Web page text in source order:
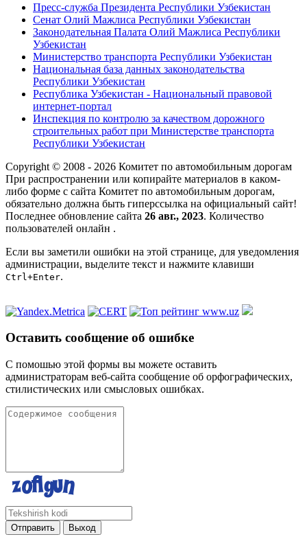
Пресс-служба Президента Республики Узбекистан
Сенат Олий Мажлиса Республики Узбекистан
Законодательная Палата Олий Мажлиса Республики
Узбекистан
Министерство транспорта Республики Узбекистан
Национальная база данных законодательства
Республики Узбекистан
Республика Узбекистан - Национальный правовой
интернет-портал
Инспекция по контролю за качеством дорожного
строительных работ при Министерстве транспорта
Республики Узбекистан
Copyright © 2008 - 2026 Комитет по автомобильным дорогам
При распространении или копирайте материалов в каком-
либо форме с сайта Комитет по автомобильным дорогам,
обязательно должна быть гиперссылка на официальный сайт!
Последнее обновление сайта 26 авг., 2023. Количество
пользователей онлайн .
Если вы заметили ошибки на этой странице, для уведомления
администрации, выделите текст и нажмите клавиши
Ctrl+Enter.
Оставить сообщение об ошибке
С помошью этой формы вы можете оставить
администраторам веб-сайта сообщение об орфографических,
стилистических или смысловых ошибках.
Отправить Выход